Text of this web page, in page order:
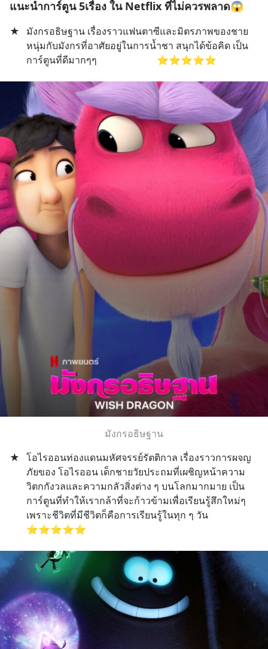
แนะนำการ์ตูน 5เรื่อง ใน Netflix ที่ไม่ควรพลาด😱
★
มังกรอธิษฐาน เรื่องราวแฟนตาซีและมิตรภาพของชาย
หนุ่มกับมังกรที่อาศัยอยู่ในการน้ำชา สนุกได้ข้อคิด เป็น
การ์ตูนที่ดีมากๆๆ                         ⭐️⭐️⭐️⭐️⭐️
มังกรอธิษฐาน
★ โอไรออนท่องแดนมหัศจรรย์รัตติกาล เรื่องราวการผจญ
ภัยของ โอไรออน เด็กชายวัยประถมที่เผชิญหน้าความ
วิตกกังวลและความกลัวสิ่งต่าง ๆ บนโลกมากมาย เป็น
การ์ตูนที่ทำให้เรากล้าที่จะก้าวข้ามเพื่อเรียนรู้สึกใหม่ๆ
เพราะชีวิตที่มีชีวิตก็คือการเรียนรู้ในทุก ๆ วัน
⭐️⭐️⭐️⭐️⭐️